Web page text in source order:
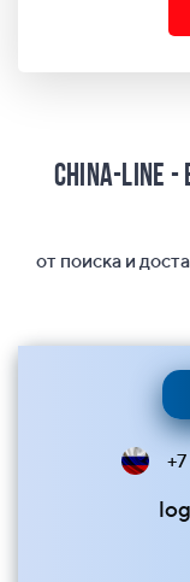
China-Line
от поиска и